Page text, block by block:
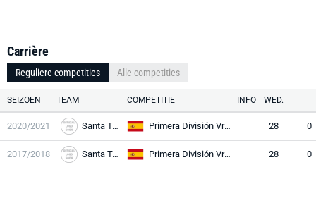
Carrière
Reguliere competities Alle competities
SEIZOEN TEAM COMPETITIE INFO WED.
2020/2021 Santa Teresa Primera División Vrouwen 28 0
2017/2018 Santa Teresa Primera División Vrouwen 28 0